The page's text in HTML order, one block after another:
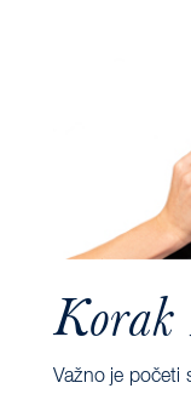
Korak
Važno je početi